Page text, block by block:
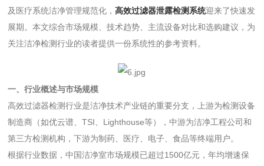
及医疗系统洁净管理规范化，高效过滤器泄露检测系统迎来了快速发
展期。本文综合市场规模、技术趋势、主流设备对比和选购建议，为
关注洁净检测行业的读者提供一份系统性的参考资料。
一、行业概述与市场规模
高效过滤器检测行业是洁净技术产业链的重要分支，上游为检测设备
制造商（如优云谱、TSI、Lighthouse等），中游为洁净工程公司和
第三方检测机构，下游为制药、医疗、电子、食品等终端用户。
根据行业数据，中国洁净室市场规模已超过1500亿元，年均增速保